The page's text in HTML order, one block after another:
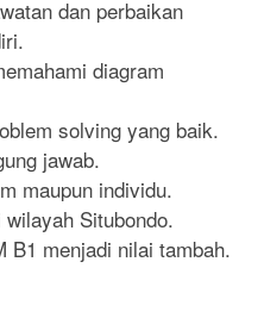
dan perbaikan
diagram
solving yang baik.
jawab.
maupun individu.
Situbondo.
B1 menjadi nilai tambah.